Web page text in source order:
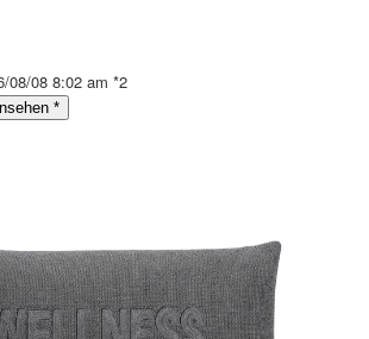
08/08 8:02 am *2
*